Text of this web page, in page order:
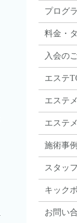
プログ
料金・
入会の
エステ
エステ
エステ
施術事例
スタッ
キック
お問い